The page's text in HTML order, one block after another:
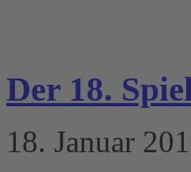
Der 18.
18. Januar